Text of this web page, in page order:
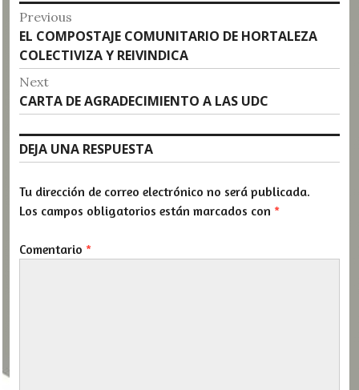
Navegación
de
entradas
Previous
Previous
post:
EL COMPOSTAJE COMUNITARIO DE HORTALEZA
COLECTIVIZA Y REIVINDICA
Next
Next
post:
CARTA DE AGRADECIMIENTO A LAS UDC
DEJA UNA RESPUESTA
Tu dirección de correo electrónico no será publicada.
Los campos obligatorios están marcados con *
Comentario *